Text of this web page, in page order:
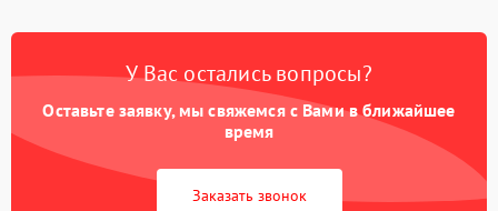
У Вас остались вопросы?
Оставьте заявку, мы свяжемся с Вами в ближайшее
время
Заказать звонок